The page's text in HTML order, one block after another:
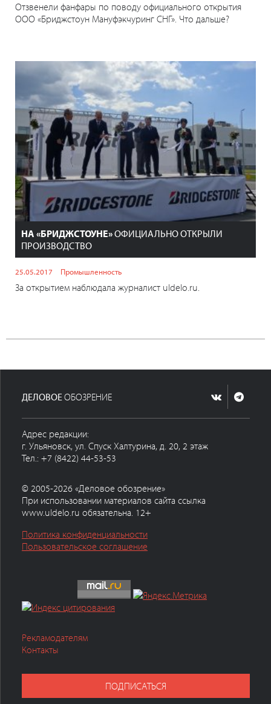
Отзвенели фанфары по поводу официального открытия
ООО «Бриджстоун Мануфэкчуринг СНГ». Что дальше?
НА «БРИДЖСТОУНЕ»ОФИЦИАЛЬНО ОТКРЫЛИ
ПРОИЗВОДСТВО
25.05.2017 Промышленность
За открытием наблюдала журналист uldelo.ru.
ДЕЛОВОЕОБОЗРЕНИЕ
Адрес редакции:
г. Ульяновск, ул. Спуск Халтурина, д. 20, 2 этаж
Тел.: +7 (8422) 44-53-53
© 2005-2026 «Деловое обозрение»
При использовании материалов сайта ссылка
www.uldelo.ru обязательна. 12+
Политика конфиденциальности
Пользовательское соглашение
Рекламодателям
Контакты
ПОДПИСАТЬСЯ